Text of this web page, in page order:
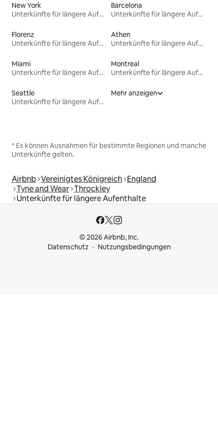
New York
Unterkünfte für längere Aufenthalte
Barcelona
Unterkünfte für längere Aufenthalte
Florenz
Unterkünfte für längere Aufenthalte
Athen
Unterkünfte für längere Aufenthalte
Miami
Unterkünfte für längere Aufenthalte
Montreal
Unterkünfte für längere Aufenthalte
Seattle
Unterkünfte für längere Aufenthalte
Mehr anzeigen
* Es können Ausnahmen für bestimmte Regionen und manche
Unterkünfte gelten.
Airbnb Vereinigtes Königreich England
Tyne and Wear Throckley
Unterkünfte für längere Aufenthalte
© 2026 Airbnb, Inc.
Datenschutz
Nutzungsbedingungen